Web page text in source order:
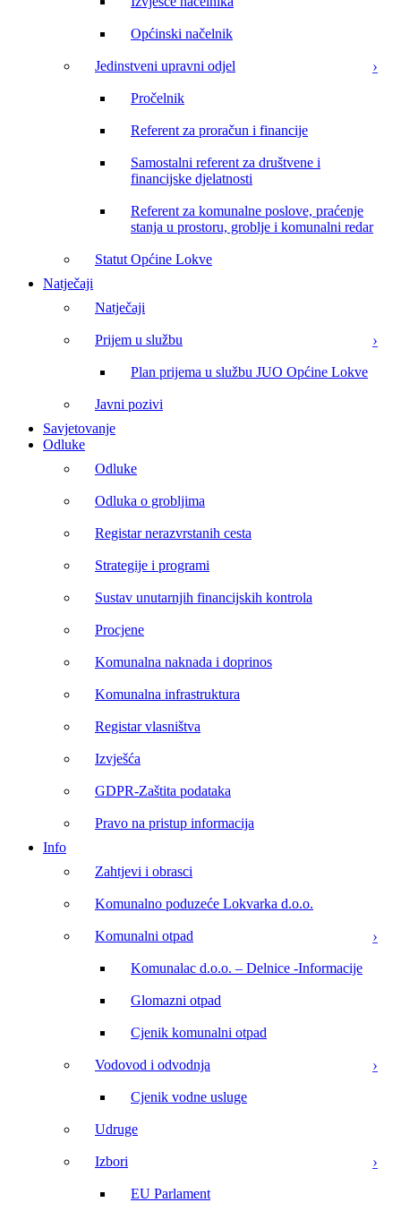
Općinski načelnik
Jedinstveni upravni odjel
Pročelnik
Referent za proračun i financije
Samostalni referent za društvene i
financijske djelatnosti
Referent za komunalne poslove, praćenje
stanja u prostoru, groblje i komunalni redar
Statut Općine Lokve
Natječaji
Natječaji
Prijem u službu
Plan prijema u službu JUO Općine Lokve
Javni pozivi
Savjetovanje
Odluke
Odluke
Odluka o grobljima
Registar nerazvrstanih cesta
Strategije i programi
Sustav unutarnjih financijskih kontrola
Procjene
Komunalna naknada i doprinos
Komunalna infrastruktura
Registar vlasništva
Izvješća
GDPR-Zaštita podataka
Pravo na pristup informacija
Info
Zahtjevi i obrasci
Komunalno poduzeće Lokvarka d.o.o.
Komunalni otpad
Komunalac d.o.o. – Delnice -Informacije
Glomazni otpad
Cjenik komunalni otpad
Vodovod i odvodnja
Cjenik vodne usluge
Udruge
Izbori
EU Parlament